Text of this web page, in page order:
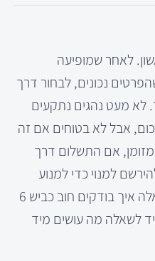
לאחר שמופיעה
נכונים, לבחור דרך
לא מעט נהגים נתקעים
אבל לא בטוחים אם זה
אם התשלום דרך
למנוי כדי למנוע
מקרים דומים בעתיד. לכן השאלה איך בודקים חוב כביש 6
לשאלה מה עושים מיד